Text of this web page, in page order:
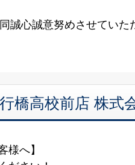
心誠意努めさせていた
橋高校前店 株式
様へ】